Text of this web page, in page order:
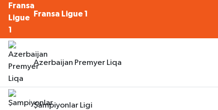
Fransa Ligue 1
Azerbaijan Premyer Liqa
Şampiyonlar Ligi